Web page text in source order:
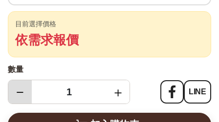
目前選擇價格
依需求報價
數量
− ＋ LINE